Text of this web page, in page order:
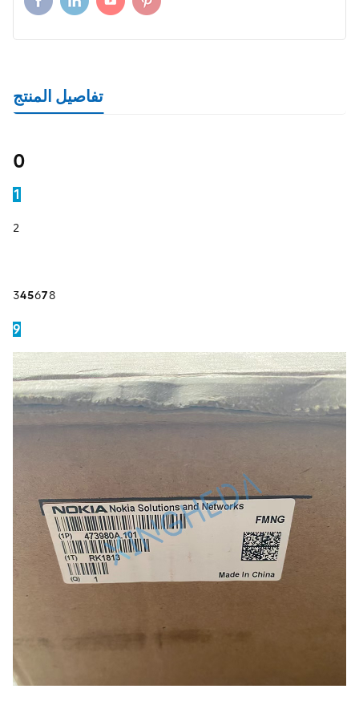
تفاصيل المنتج
0
1
2
345678
9